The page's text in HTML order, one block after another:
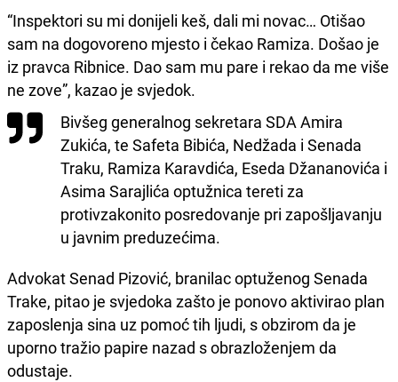
“Inspektori su mi donijeli keš, dali mi novac… Otišao
sam na dogovoreno mjesto i čekao Ramiza. Došao je
iz pravca Ribnice. Dao sam mu pare i rekao da me više
ne zove”, kazao je svjedok.
Bivšeg generalnog sekretara SDA Amira
Zukića, te Safeta Bibića, Nedžada i Senada
Traku, Ramiza Karavdića, Eseda Džananovića i
Asima Sarajlića optužnica tereti za
protivzakonito posredovanje pri zapošljavanju
u javnim preduzećima.
Advokat Senad Pizović, branilac optuženog Senada
Trake, pitao je svjedoka zašto je ponovo aktivirao plan
zaposlenja sina uz pomoć tih ljudi, s obzirom da je
uporno tražio papire nazad s obrazloženjem da
odustaje.